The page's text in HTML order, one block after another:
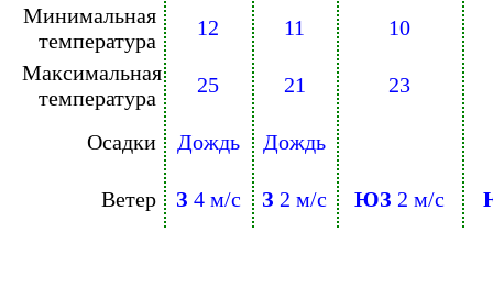
Минимальная
температура
12 11
10
Максимальная
температура
25 21 23
Осадки Дождь Дождь
Ветер З 4 м/с З 2 м/с ЮЗ 2 м/с